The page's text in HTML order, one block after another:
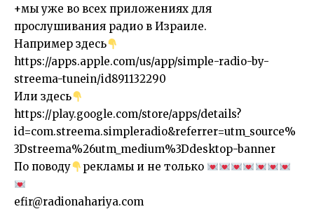
+мы уже во всех приложениях для
прослушивания радио в Израиле.
Например здесь
https://apps.apple.com/us/app/simple-radio-by-
streema-tunein/id891132290
Или здесь
https://play.google.com/store/apps/details?
id=com.streema.simpleradio&referrer=utm_source%
3Dstreema%26utm_medium%3Ddesktop-banner
По поводу
рекламы и не только
efir@radionahariya.com